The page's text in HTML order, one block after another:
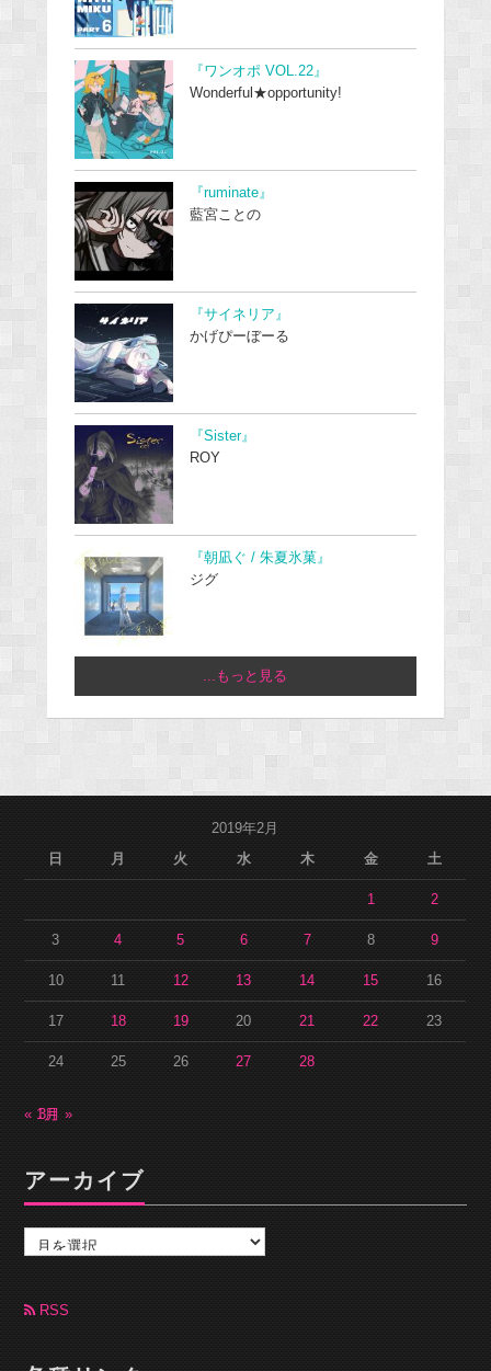
『ワンオポ VOL.22』
Wonderful★opportunity!
『ruminate』
藍宮ことの
『サイネリア』
かげぴーぼーる
『Sister』
ROY
『朝凪ぐ / 朱夏氷菓』
ジグ
...もっと見る
2019年2月
日
月 火 水 木 金 土
1 2
3 4 5 6 7 8 9
10 11 12 13 14 15 16
17 18 19 20 21 22 23
24 25 26 27 28
« 1月3月 »
アーカイブ
カ
ブ RSS